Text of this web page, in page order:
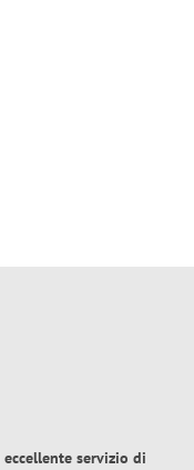
eccellente servizio di